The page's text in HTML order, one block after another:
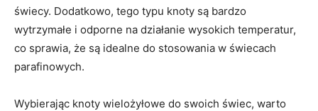
świecy. Dodatkowo, tego typu ​knoty⁣ są bardzo
wytrzymałe​ i odporne na działanie⁢ wysokich temperatur,
co sprawia, ‌że ⁣są⁣ idealne do stosowania w świecach
⁢parafinowych.
Wybierając ‌knoty wielożyłowe do swoich świec, warto